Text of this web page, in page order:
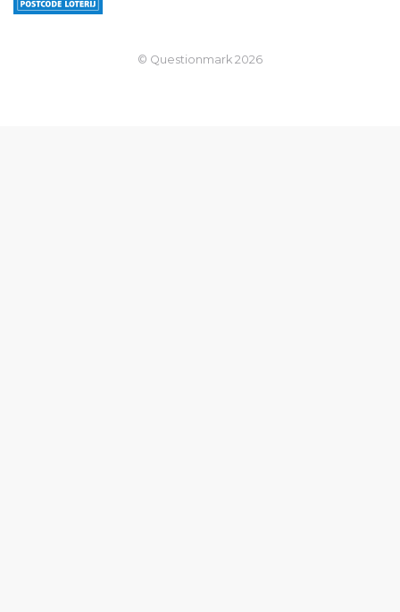
© Questionmark 2026